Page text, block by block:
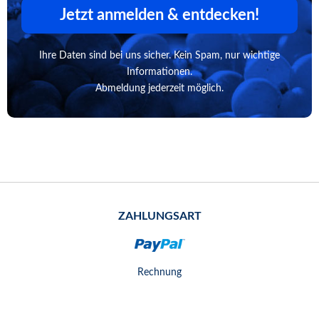
Jetzt anmelden & entdecken!
Ihre Daten sind bei uns sicher. Kein Spam, nur wichtige
Informationen.
Abmeldung jederzeit möglich.
ZAHLUNGSART
Rechnung